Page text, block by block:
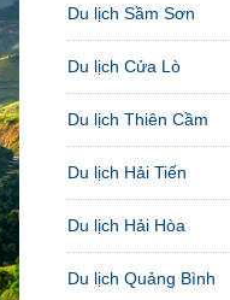
Du lịch Sầm Sơn
Du lịch Cửa Lò
Du lịch Thiên Cầm
Du lịch Hải Tiến
Du lịch Hải Hòa
Du lịch Quảng Bình